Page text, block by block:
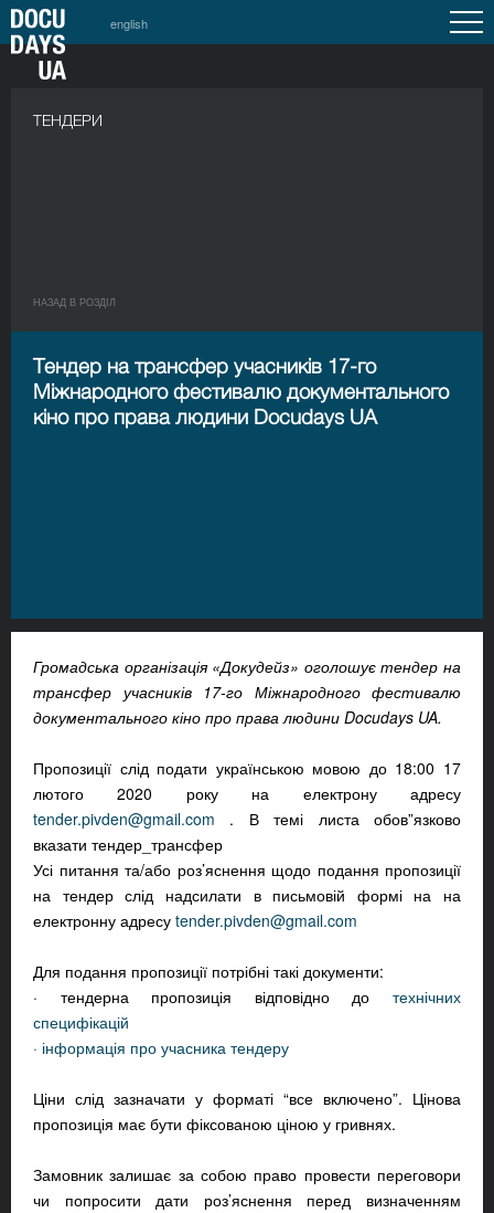
english
ТЕНДЕРИ
НАЗАД В РОЗДIЛ
Тендер на трансфер учасників 17-го
Міжнародного фестивалю документального
кіно про права людини Docudays UA
Громадська організація «Докудейз» оголошує тендер на
трансфер учасників 17-го Міжнародного фестивалю
документального кіно про права людини Docudays UA.
Пропозиції слід подати українською мовою до 18:00 17
лютого 2020 року на електрону адресу
tender.pivden@gmail.com . В темі листа обов”язково
вказати тендер_трансфер
Усі питання та/або роз’яснення щодо подання пропозиції
на тендер слід надсилати в письмовій формі на на
електронну адресу tender.pivden@gmail.com
Для подання пропозиції потрібні такі документи:
· тендерна пропозиція відповідно до технічних
специфікацій
· інформація про учасника тендеру
Ціни слід зазначати у форматі “все включено”. Цінова
пропозиція має бути фіксованою ціною у гривнях.
Замовник залишає за собою право провести переговори
чи попросити дати роз’яснення перед визначенням